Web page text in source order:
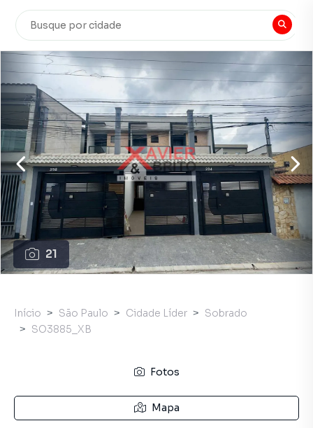
21
Início São Paulo Cidade Líder
Sobrado
SO3885_XB
Fotos
Mapa